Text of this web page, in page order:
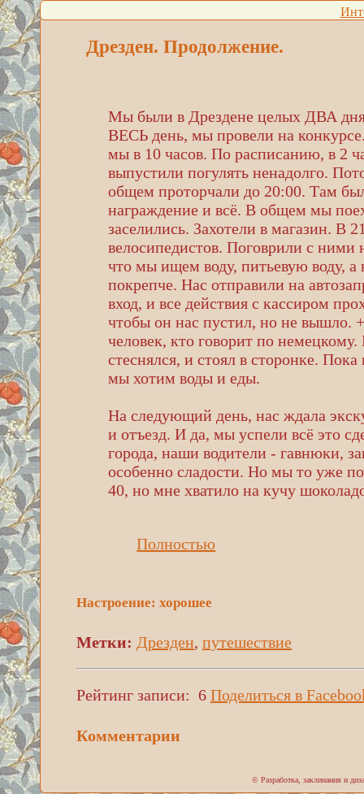
Дрезден. Продолжение.
Мы были в Дрездене целых ДВА
ВЕСЬ день, мы провели на
мы в 10 часов. По расписанию, в 2
выпустили погулять ненадолго.
общем проторчали до 20:00. Там
награждение и всё. В общем мы
заселились. Захотели в магазин. В
велосипедистов. Поговрили с ними
что мы ищем воду, питьевую воду,
покрепче. Нас отправили на
вход, и все действия с кассиром
чтобы он нас пустил, но не вышло.
человек, кто говорит по
стеснялся, и стоял в сторонке.
мы хотим воды и еды.
На следующий день, нас ждала
и отъезд. И да, мы успели всё это
города, наши водители - гавнюки,
особенно сладости. Но мы то уже
40, но мне хватило на кучу
Полностью
Настроение: хорошее
Метки: Дрезден,путешествие
Рейтинг записи: 6 Поделиться в
Комментарии
© Разработка, заклинания и